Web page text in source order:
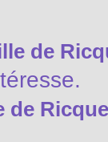
de
de